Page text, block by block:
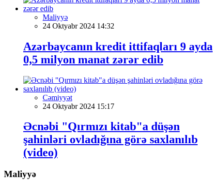
Maliyyə
24 Oktyabr 2024 14:32
Azərbaycanın kredit ittifaqları 9 ayda
0,5 milyon manat zərər edib
Cəmiyyət
24 Oktyabr 2024 15:17
Əcnəbi "Qırmızı kitab"a düşən
şahinləri ovladığına görə saxlanılıb
(video)
Maliyyə